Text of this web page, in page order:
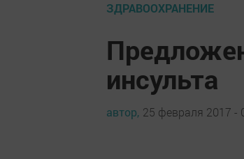
ЗДРАВООХРАНЕНИЕ
инсульта
автор, 25 февраля 2017 -